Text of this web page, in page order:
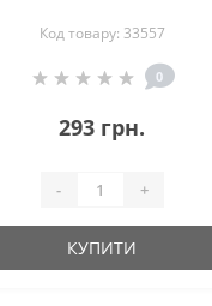
Код товару: 33557
0
293 грн.
- +
КУПИТИ